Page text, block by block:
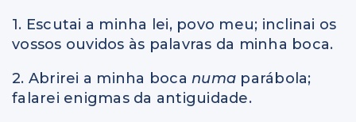
1. Escutai a minha lei, povo meu; inclinai os
vossos ouvidos às palavras da minha boca.
2. Abrirei a minha boca numa parábola;
falarei enigmas da antiguidade.